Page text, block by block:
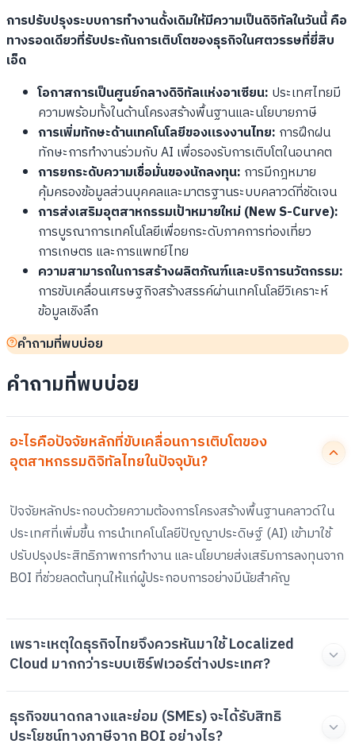
การปรับปรุงระบบการทำงานดั้งเดิมให้มีความเป็นดิจิทัลในวันนี้ คือ
ทางรอดเดียวที่รับประกันการเติบโตของธุรกิจในศตวรรษที่ยี่สิบ
เอ็ด
โอกาสการเป็นศูนย์กลางดิจิทัลแห่งอาเซียน: ประเทศไทยมี
ความพร้อมทั้งในด้านโครงสร้างพื้นฐานและนโยบายภาษี
การเพิ่มทักษะด้านเทคโนโลยีของแรงงานไทย: การฝึกฝน
ทักษะการทำงานร่วมกับ AI เพื่อรองรับการเติบโตในอนาคต
การยกระดับความเชื่อมั่นของนักลงทุน: การมีกฎหมาย
คุ้มครองข้อมูลส่วนบุคคลและมาตรฐานระบบคลาวด์ที่ชัดเจน
การส่งเสริมอุตสาหกรรมเป้าหมายใหม่ (New S-Curve):
การบูรณาการเทคโนโลยีเพื่อยกระดับภาคการท่องเที่ยว
การเกษตร และการแพทย์ไทย
ความสามารถในการสร้างผลิตภัณฑ์และบริการนวัตกรรม:
การขับเคลื่อนเศรษฐกิจสร้างสรรค์ผ่านเทคโนโลยีวิเคราะห์
ข้อมูลเชิงลึก
คำถามที่พบบ่อย
คำถามที่พบบ่อย
อะไรคือปัจจัยหลักที่ขับเคลื่อนการเติบโตของ
อุตสาหกรรมดิจิทัลไทยในปัจจุบัน?
ปัจจัยหลักประกอบด้วยความต้องการโครงสร้างพื้นฐานคลาวด์ใน
ประเทศที่เพิ่มขึ้น การนำเทคโนโลยีปัญญาประดิษฐ์ (AI) เข้ามาใช้
ปรับปรุงประสิทธิภาพการทำงาน และนโยบายส่งเสริมการลงทุนจาก
BOI ที่ช่วยลดต้นทุนให้แก่ผู้ประกอบการอย่างมีนัยสำคัญ
เพราะเหตุใดธุรกิจไทยจึงควรหันมาใช้ Localized
Cloud มากกว่าระบบเซิร์ฟเวอร์ต่างประเทศ?
ธุรกิจขนาดกลางและย่อม (SMEs) จะได้รับสิทธิ
ประโยชน์ทางภาษีจาก BOI อย่างไร?